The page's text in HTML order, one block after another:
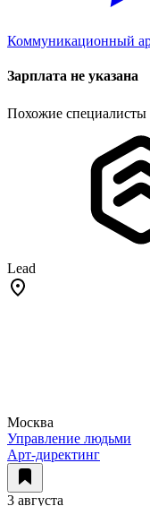
Коммуникационный
Зарплата не указана
Похожие специалисты
Lead
Москва
Управление людьми
Арт-директинг
3 августа